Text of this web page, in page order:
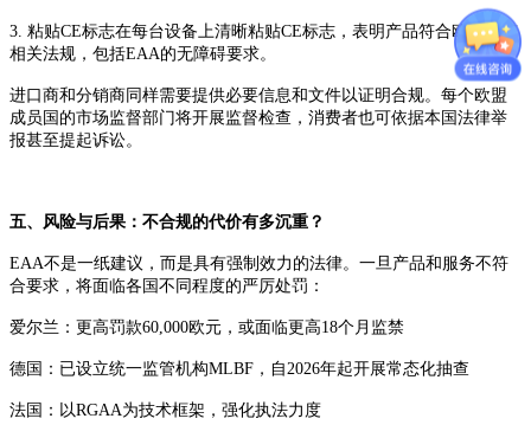
3. 粘贴CE标志在每台设备上清晰粘贴CE标志，表明产品符合欧盟所有
相关法规，包括EAA的无障碍要求。
进口商和分销商同样需要提供必要信息和文件以证明合规。每个欧盟
成员国的市场监督部门将开展监督检查，消费者也可依据本国法律举
报甚至提起诉讼。
五、风险与后果：不合规的代价有多沉重？
EAA不是一纸建议，而是具有强制效力的法律。一旦产品和服务不符
合要求，将面临各国不同程度的严厉处罚：
爱尔兰：更高罚款60,000欧元，或面临更高18个月监禁
德国：已设立统一监管机构MLBF，自2026年起开展常态化抽查
法国：以RGAA为技术框架，强化执法力度